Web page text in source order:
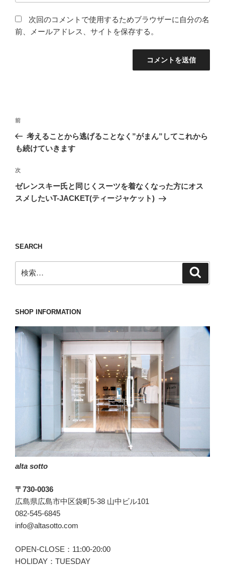
次回のコメントで使用するためブラウザーに自分の名
前、メールアドレス、サイトを保存する。
投
ナ
ゲ
ー
シ
前
の
投
前
考えることから逃げることなく”がまん”してこれから
も続けていきます
次
の
投
次
ゼレンスキー氏と同じくスーツを着なくなった方にオス
スメしたいT-JACKET(ティージャケット)
SEARCH
索:
SHOP INFORMATION
alta sotto
〒730-0036
広島県広島市中区袋町5-38 山中ビル101
082-545-6845
info@altasotto.com
OPEN-CLOSE：11:00-20:00
HOLIDAY：TUESDAY